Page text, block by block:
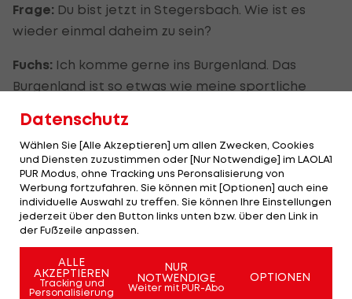
Frage: Du bist jetzt in Stegersbach. Wie ist es
wieder einmal daheim zu sein?
Fuchs: Ich komme gerne ins Burgenland. Das
Burgenland ist so etwas wie meine sportliche
Saisonvorbereitung in Österreich stattfindet.
Mehr zählt für mich jedoch die rasche Integration
ins neue Team. Ich freue mich auch, dass das
Burgenland nun in Bezug auf Fußball-Trainingslager
eine Offensive startet. Ich habe immer schon
betont, dass die Kombination aus sportlichen
Einrichtungen und den
Regenerationsmöglichkeiten ideal ist.
Datenschutz
Wählen Sie [Alle Akzeptieren] um allen Zwecken, Cookies
und Diensten zuzustimmen oder [Nur Notwendige] im LAOLA1
PUR Modus, ohne Tracking uns Peronsalisierung von
Werbung fortzufahren. Sie können mit [Optionen] auch eine
individuelle Auswahl zu treffen. Sie können Ihre Einstellungen
jederzeit über den Button links unten bzw. über den Link in
der Fußzeile anpassen.
ALLE
AKZEPTIEREN
Tracking und
Personalisierung
NUR
NOTWENDIGE
Weiter mit PUR-Abo
OPTIONEN